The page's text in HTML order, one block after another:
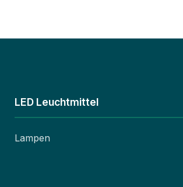
LED Leuchtmittel
Lampen